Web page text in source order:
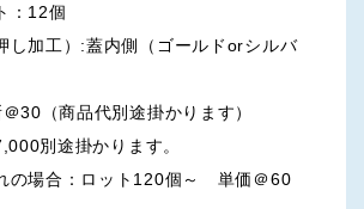
：12個
し加工）:蓋内側（ゴールドorシルバ
30（商品代別途掛かります）
別途掛かります。
の場合：ロット120個～ 単価＠60